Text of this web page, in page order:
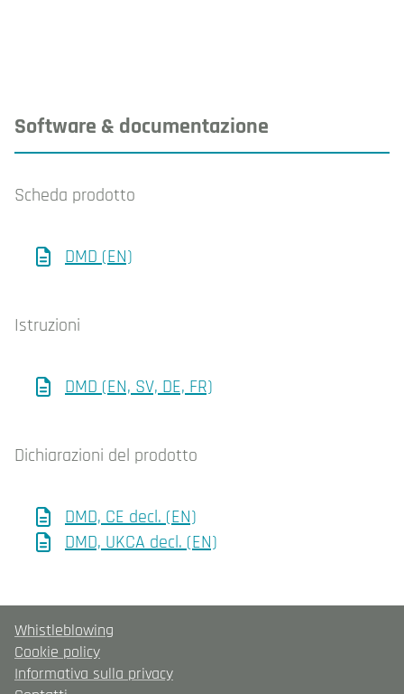
Software & documentazione
Scheda prodotto
DMD (EN)
Istruzioni
DMD (EN, SV, DE, FR)
Dichiarazioni del prodotto
DMD, CE decl. (EN)
DMD, UKCA decl. (EN)
Whistleblowing
Cookie policy
Informativa sulla privacy